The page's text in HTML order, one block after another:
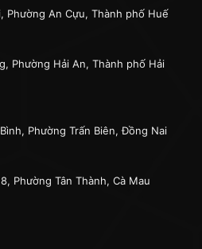
Phường An Cựu, Thành phố Huế
Phường Hải An, Thành phố Hải
Phường Trấn Biên, Đồng Nai
Phường Tân Thành, Cà Mau